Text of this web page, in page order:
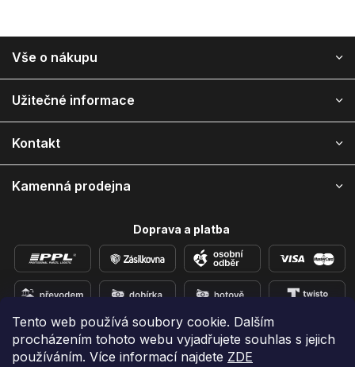
Tento web používá soubory cookie. Dalším
procházením tohoto webu vyjadřujete souhlas s jejich
používáním. Více informací najdete ZDE
p
Vše o nákupu
Užitečné informace
Kontakt
Kamenná prodejna
Doprava a platba
Přidejte se k nám na sítích